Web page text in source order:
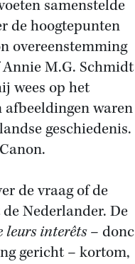
samenstelde
de hoogtepunten
overeenstemming
Annie M.G. Schmidt
wees op het
waren
geschiedenis.
de vraag of de
Nederlander. De
leurs interêts– donc
gericht – kortom,